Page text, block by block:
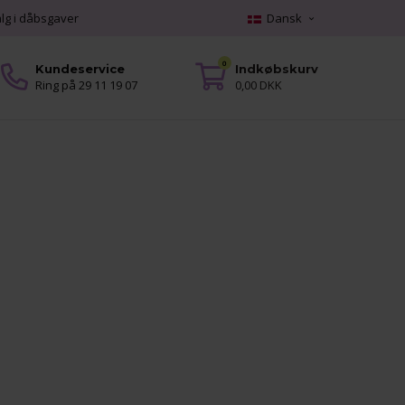
i dåbsgaver Dansk
Kundeservice
Ring på 29 11 19 07
Indkøbskurv
0,00 DKK
0